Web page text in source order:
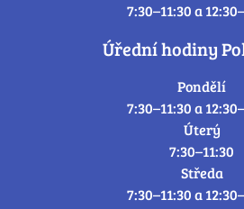
7:30–11:30 a
Úřední hodiny
Pondělí
7:30–11:30 a
Úterý
7:30–11:30
Středa
7:30–11:30 a